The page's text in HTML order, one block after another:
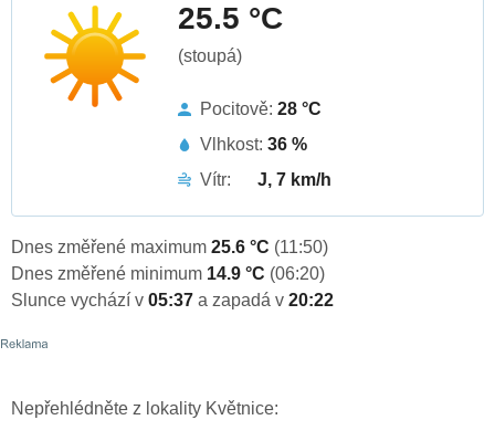
25.5 °C
(stoupá)
Pocitově: 28 °C
Vlhkost: 36 %
Vítr:
J, 7 km/h
Dnes změřené maximum 25.6 °C (11:50)
Dnes změřené minimum 14.9 °C (06:20)
Slunce vychází v 05:37 a zapadá v 20:22
Nepřehlédněte z lokality Květnice: